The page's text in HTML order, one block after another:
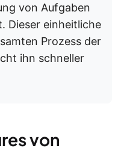
von Aufgaben
Dieser einheitliche
Prozess der
ihn schneller
von